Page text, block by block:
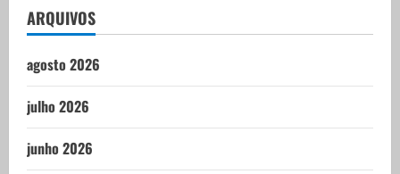
ARQUIVOS
agosto 2026
julho 2026
junho 2026